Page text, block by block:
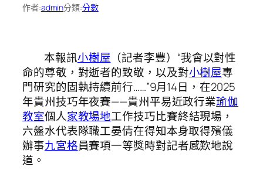
作者:admin分類:分數
本報訊小樹屋 （記者李豐）“我會以對性
命的尊敬，對逝者的致敬，以及對小樹屋專
門研究的固執持續前行……”9月14日，在2025
年貴州技巧年夜賽——貴州平易近政行業瑜伽
教室個人家教場地工作技巧比賽終結現場，
六盤水代表隊職工晏倩在得知本身取得殯儀
辦事九宮格員賽項一等獎時對記者感歎地說
道。